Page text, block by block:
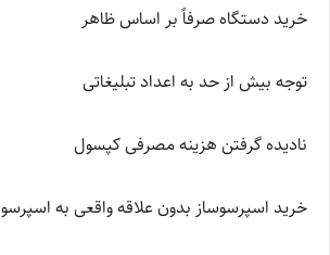
خرید دستگاه صرفاً بر اساس ظاهر
توجه بیش از حد به اعداد تبلیغاتی
نادیده گرفتن هزینه مصرفی کپسول
خرید اسپرسوساز بدون علاقه واقعی به اسپرسو